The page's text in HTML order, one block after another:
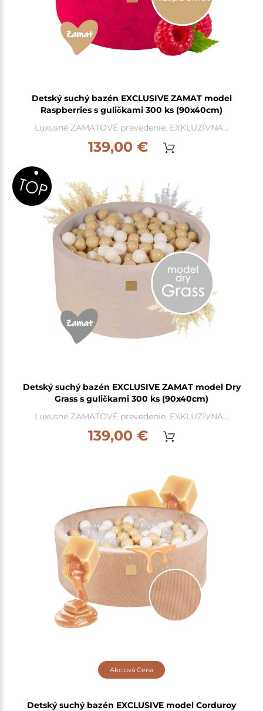
Detský suchý bazén EXCLUSIVE ZAMAT model
Raspberries s guličkami 300 ks (90x40cm)
Luxusné ZAMATOVÉ prevedenie. EXKLUZÍVNA...
139,00 €
Detský suchý bazén EXCLUSIVE ZAMAT model Dry
Grass s guličkami 300 ks (90x40cm)
Luxusné ZAMATOVÉ prevedenie. EXKLUZÍVNA...
139,00 €
Akciová Cena
Detský suchý bazén EXCLUSIVE model Corduroy